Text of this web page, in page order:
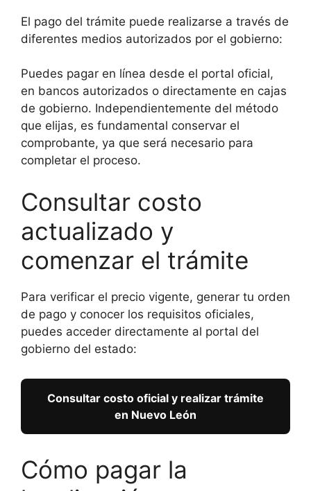
El pago del trámite puede realizarse a través de
diferentes medios autorizados por el gobierno:
Puedes pagar en línea desde el portal oficial,
en bancos autorizados o directamente en cajas
de gobierno. Independientemente del método
que elijas, es fundamental conservar el
comprobante, ya que será necesario para
completar el proceso.
Consultar costo
actualizado y
comenzar el trámite
Para verificar el precio vigente, generar tu orden
de pago y conocer los requisitos oficiales,
puedes acceder directamente al portal del
gobierno del estado:
Consultar costo oficial y realizar trámite
en Nuevo León
Cómo pagar la